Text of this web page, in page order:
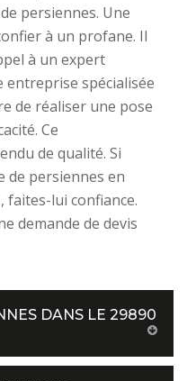
persiennes. Une
à un profane. Il
à un expert
entreprise spécialisée
de réaliser une pose
Ce
de qualité. Si
de persiennes en
faites-lui confiance.
demande de devis
DANS LE 29890